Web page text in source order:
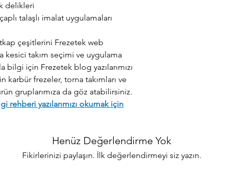
delikleri
talaşlı imalat uygulamaları
çeşitlerini Frezetek web
kesici takım seçimi ve uygulama
bilgi için Frezetek blog yazılarımızı
karbür frezeler, torna takımları ve
gruplarımıza da göz atabilirsiniz.
rehberi yazılarımızı okumak için
Henüz Değerlendirme Yok
Fikirlerinizi paylaşın. İlk değerlendirmeyi siz yazın.